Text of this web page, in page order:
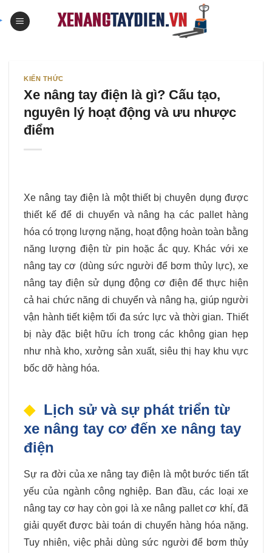
to
KIẾN THỨC
Xe nâng tay điện là gì? Cấu tạo,
nguyên lý hoạt động và ưu nhược
điểm
Xe nâng tay điện là một thiết bị chuyên dụng được
thiết kế để di chuyển và nâng hạ các pallet hàng
hóa có trọng lượng nặng, hoạt động hoàn toàn bằng
năng lượng điện từ pin hoặc ắc quy. Khác với xe
nâng tay cơ (dùng sức người để bơm thủy lực), xe
nâng tay điện sử dụng động cơ điện để thực hiện
cả hai chức năng di chuyển và nâng hạ, giúp người
vận hành tiết kiệm tối đa sức lực và thời gian. Thiết
bị này đặc biệt hữu ích trong các không gian hẹp
như nhà kho, xưởng sản xuất, siêu thị hay khu vực
bốc dỡ hàng hóa.
Lịch sử và sự phát triển từ
xe nâng tay cơ đến xe nâng tay
điện
Sự ra đời của xe nâng tay điện là một bước tiến tất
yếu của ngành công nghiệp. Ban đầu, các loại xe
nâng tay cơ hay còn gọi là xe nâng pallet cơ khí, đã
giải quyết được bài toán di chuyển hàng hóa nặng.
Tuy nhiên, việc phải dùng sức người để bơm thủy